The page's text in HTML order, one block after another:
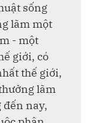
sống
lãm một
- một
giới, có
thế giới,
lãm
nay,